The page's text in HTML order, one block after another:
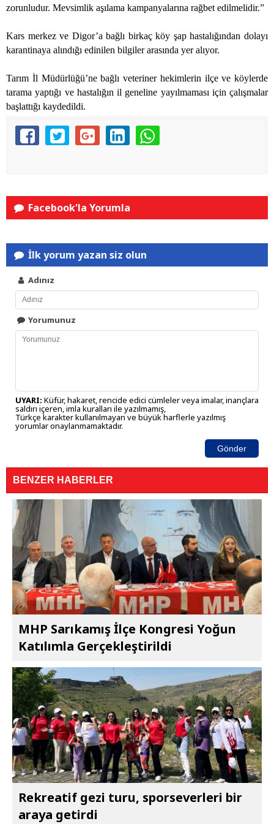
zorunludur. Mevsimlik aşılama kampanyalarına rağbet edilmelidir.”
Kars merkez ve Digor’a bağlı birkaç köy şap hastalığından dolayı
karantinaya alındığı edinilen bilgiler arasında yer alıyor.
Tarım İl Müdürlüğü’ne bağlı veteriner hekimlerin ilçe ve köylerde
tarama yaptığı ve hastalığın il geneline yayılmaması için çalışmalar
başlattığı kaydedildi.
Facebook'la Yorumla
İlk yorum yazan siz olun
Adınız
Yorumunuz
UYARI: Küfür, hakaret, rencide edici cümleler veya imalar, inançlara
saldırı içeren, imla kuralları ile yazılmamış,
Türkçe karakter kullanılmayan ve büyük harflerle yazılmış
yorumlar onaylanmamaktadır.
Gönder
BENZER HABERLER
MHP Sarıkamış İlçe Kongresi Yoğun
Katılımla Gerçekleştirildi
Rekreatif gezi turu, sporseverleri bir
araya getirdi